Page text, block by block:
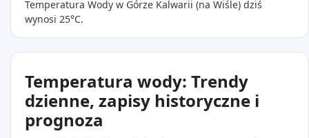
Temperatura Wody w Górze Kalwarii (na Wiśle) dziś
wynosi 25°C.
Temperatura wody: Trendy
dzienne, zapisy historyczne i
prognoza